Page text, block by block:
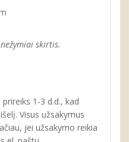
skirtis.
1-3 d.d., kad
Visus užsakymus
jei užsakymo reikia